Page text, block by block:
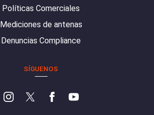
Políticas Comerciales
Mediciones de antenas
Denuncias Compliance
SÍGUENOS